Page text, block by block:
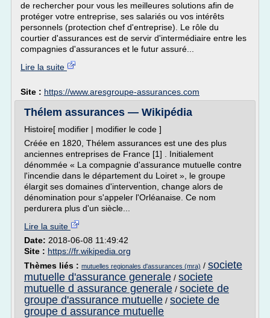
de rechercher pour vous les meilleures solutions afin de
protéger votre entreprise, ses salariés ou vos intérêts
personnels (protection chef d'entreprise). Le rôle du
courtier d'assurances est de servir d'intermédiaire entre les
compagnies d'assurances et le futur assuré...
Lire la suite
Site : https://www.aresgroupe-assurances.com
Thélem assurances — Wikipédia
Histoire[ modifier | modifier le code ]
Créée en 1820, Thélem assurances est une des plus
anciennes entreprises de France [1] . Initialement
dénommée « La compagnie d'assurance mutuelle contre
l'incendie dans le département du Loiret », le groupe
élargit ses domaines d'intervention, change alors de
dénomination pour s'appeler l'Orléanaise. Ce nom
perdurera plus d'un siècle...
Lire la suite
Date: 2018-06-08 11:49:42
Site : https://fr.wikipedia.org
Thèmes liés : mutuelles regionales d'assurances (mra) / societe
mutuelle d'assurance generale / societe
mutuelle d assurance generale / societe de
groupe d'assurance mutuelle / societe de
groupe d assurance mutuelle